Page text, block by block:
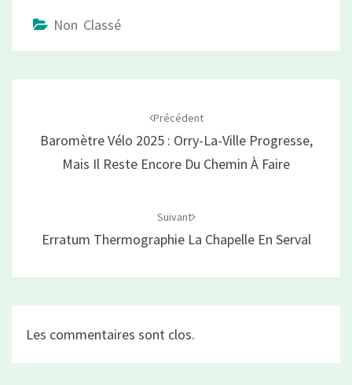
Non Classé
Précédent
Baromètre Vélo 2025 : Orry-La-Ville Progresse,
Mais Il Reste Encore Du Chemin À Faire
Suivant
Erratum Thermographie La Chapelle En Serval
Les commentaires sont clos.